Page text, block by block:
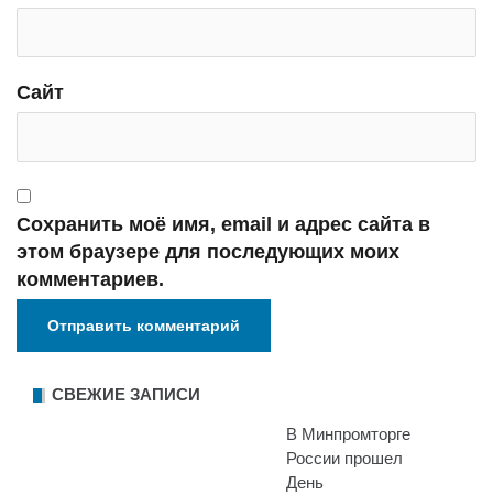
Сайт
Сохранить моё имя, email и адрес сайта в
этом браузере для последующих моих
комментариев.
СВЕЖИЕ ЗАПИСИ
В Минпромторге
России прошел
День